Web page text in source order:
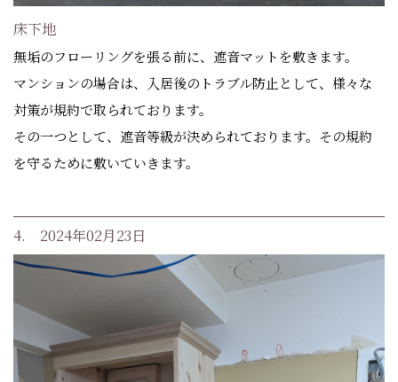
床下地
無垢のフローリングを張る前に、遮音マットを敷きます。
マンションの場合は、入居後のトラブル防止として、様々な
対策が規約で取られております。
その一つとして、遮音等級が決められております。その規約
を守るために敷いていきます。
4. 2024年02月23日